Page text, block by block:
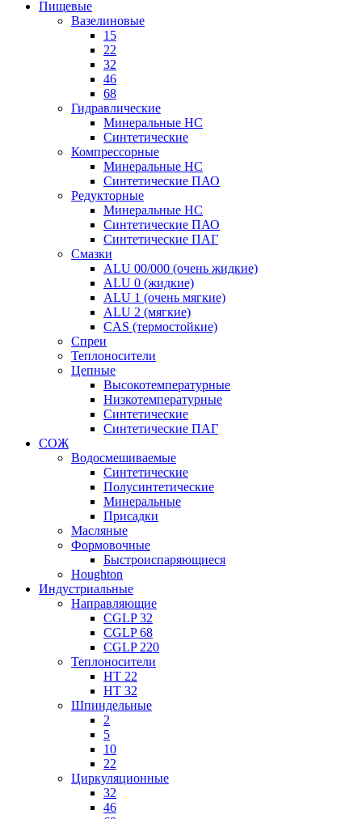
Пищевые
Вазелиновые
15
22
32
46
68
Гидравлические
Минеральные HC
Синтетические
Компрессорные
Минеральные HC
Синтетические ПАО
Редукторные
Минеральные HC
Синтетические ПАО
Синтетические ПАГ
Смазки
ALU 00/000 (очень жидкие)
ALU 0 (жидкие)
ALU 1 (очень мягкие)
ALU 2 (мягкие)
CAS (термостойкие)
Спреи
Теплоносители
Цепные
Высокотемпературные
Низкотемпературные
Синтетические
Синтетические ПАГ
СОЖ
Водосмешиваемые
Синтетические
Полусинтетические
Минеральные
Присадки
Масляные
Формовочные
Быстроиспаряющиеся
Houghton
Индустриальные
Направляющие
CGLP 32
CGLP 68
CGLP 220
Теплоносители
HT 22
HT 32
Шпиндельные
2
5
10
22
Циркуляционные
32
46